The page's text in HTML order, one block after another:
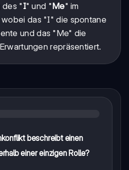
des "I" und "Me" im
das "I" die spontane
und das "Me" die
repräsentiert.
beschreibt einen
einer einzigen Rolle?